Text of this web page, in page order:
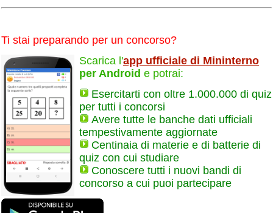
Ti stai preparando per un concorso?
Scarica l'app ufficiale di Mininterno
per Android e potrai:
Esercitarti con oltre 1.000.000 di quiz
per tutti i concorsi
Avere tutte le banche dati ufficiali
tempestivamente aggiornate
Centinaia di materie e di batterie di
quiz con cui studiare
Conoscere tutti i nuovi bandi di
concorso a cui puoi partecipare